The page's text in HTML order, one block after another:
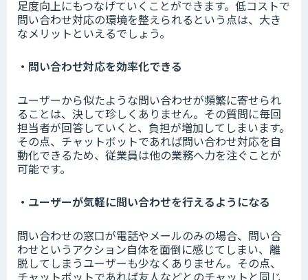
足度向上にもつなげていくことができます。低コストで
問い合わせ対応の環境を整えられるという点は、大き
なメリットといえるでしょう。
・問い合わせ対応を効率化できる
ユーザーから似たような問い合わせが頻繁に寄せられ
ることは、決して珍しくありません。その質問に毎回
担当者が回答していくと、負担が増加してしまいます。
その点、チャットボットであれば問い合わせ対応を自
動化できるため、従業員は他の業務へ力を注ぐことが
可能です。
・ユーザーが気軽に問い合わせを行えるようになる
問い合わせの窓口が電話やメールのみの場合、問い合
わせというアクション自体を面倒に感じてしまい、離
脱してしまうユーザーも少なくありません。その点、
チャットボットであれば友人などとのチャットと同じ